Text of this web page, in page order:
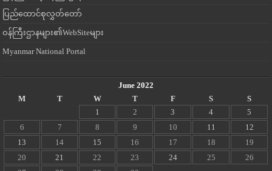
ပြည်ထောင်စုလွှတ်တော်
ဝန်ကြီးဌာနများ၏WebSiteများ
Myanmar National Portal
June 2022
M
T W T F S
S
1
2 3 4
5
6
7 8 9 10 11
12
13
14 15 16 17 18
19
20
21 22 23 24 25
26